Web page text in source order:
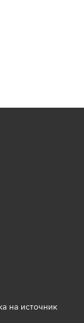
на источник